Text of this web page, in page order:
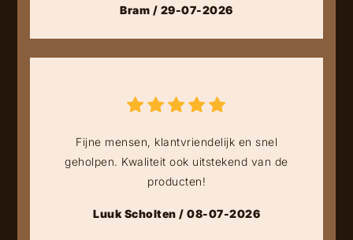
Bram / 29-07-2026
Fijne mensen, klantvriendelijk en snel
geholpen. Kwaliteit ook uitstekend van de
producten!
Luuk Scholten / 08-07-2026